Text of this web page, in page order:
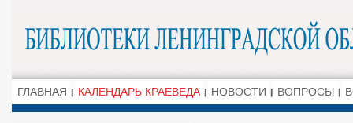
ГЛАВНАЯ КАЛЕНДАРЬ КРАЕВЕДА НОВОСТИ ВОПРОСЫ